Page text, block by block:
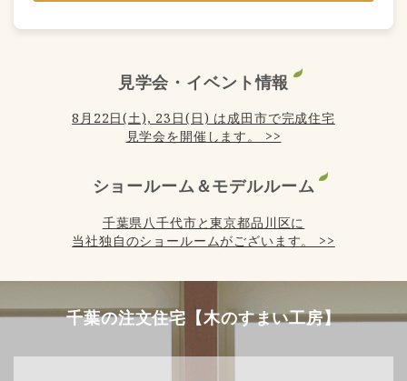
見学会・イベント情報
8月22日(土), 23日(日) は成田市で完成住宅
見学会を開催します。 >>
ショールーム＆モデルルーム
千葉県八千代市と東京都品川区に
当社独自のショールームがございます。 >>
千葉の注文住宅【木のすまい工房】